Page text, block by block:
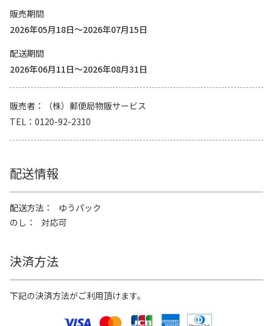
販売期間
2026年05月18日～2026年07月15日
配送期間
2026年06月11日～2026年08月31日
販売者
（株）郵便局物販サービス
TEL
0120-92-2310
配送情報
配送方法
ゆうパック
のし
対応可
決済方法
下記の決済方法がご利用頂けます。